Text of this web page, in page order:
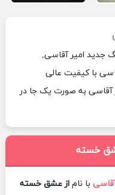
جدید امیر آقاسی,
با کیفیت عالی
آقاسی به صورت یک جا در
خسته
با نام از عشق خسته